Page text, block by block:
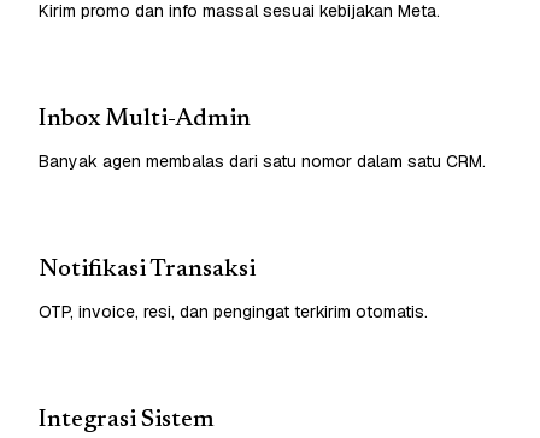
Kirim promo dan info massal sesuai kebijakan Meta.
Inbox Multi-Admin
Banyak agen membalas dari satu nomor dalam satu CRM.
Notifikasi Transaksi
OTP, invoice, resi, dan pengingat terkirim otomatis.
Integrasi Sistem